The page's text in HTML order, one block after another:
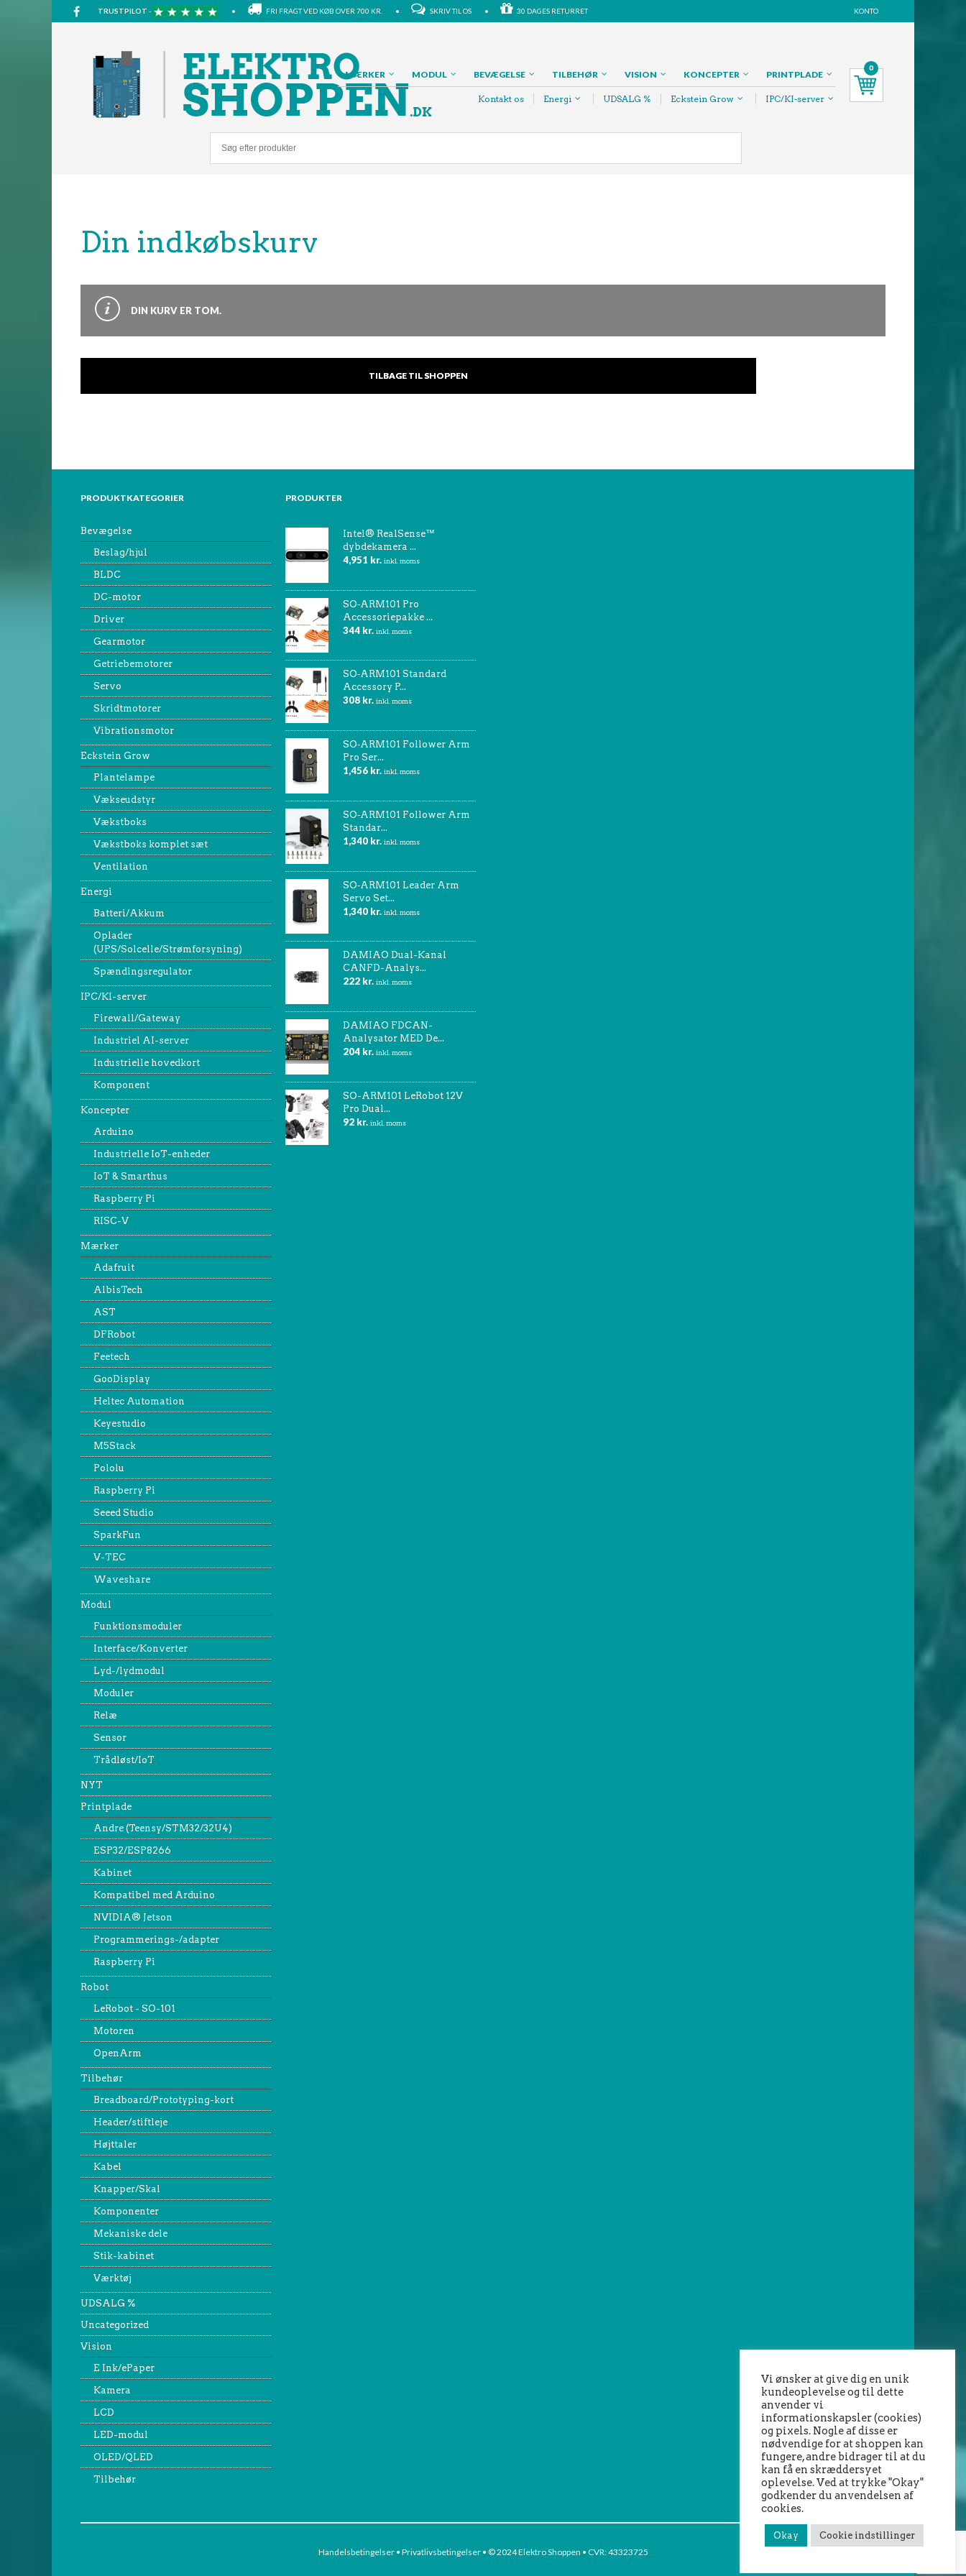
TRUSTPILOT - • FRI FRAGT VED KØB OVER 700 KR. • SKRIV TIL OS • 30 DAGES RETURRET KONTO
MÆRKER MODUL BEVÆGELSE TILBEHØR VISION KONCEPTER PRINTPLADE
Kontakt os Energi UDSALG % Eckstein Grow IPC/KI-server
0
Din indkøbskurv
DIN KURV ER TOM.
TILBAGE TIL SHOPPEN
PRODUKTKATEGORIER
Bevægelse
Beslag/hjul
BLDC
DC-motor
Driver
Gearmotor
Getriebemotorer
Servo
Skridtmotorer
Vibrationsmotor
Eckstein Grow
Plantelampe
Vækseudstyr
Vækstboks
Vækstboks komplet sæt
Ventilation
Energi
Batteri/Akkum
Oplader
(UPS/Solcelle/Strømforsyning)
Spændingsregulator
IPC/KI-server
Firewall/Gateway
Industriel AI-server
Industrielle hovedkort
Komponent
Koncepter
Arduino
Industrielle IoT-enheder
IoT & Smarthus
Raspberry Pi
RISC-V
Mærker
Adafruit
AlbisTech
AST
DFRobot
Feetech
GooDisplay
Heltec Automation
Keyestudio
M5Stack
Pololu
Raspberry Pi
Seeed Studio
SparkFun
V-TEC
Waveshare
Modul
Funktionsmoduler
Interface/Konverter
Lyd-/lydmodul
Moduler
Relæ
Sensor
Trådløst/IoT
NYT
Printplade
Andre (Teensy/STM32/32U4)
ESP32/ESP8266
Kabinet
Kompatibel med Arduino
NVIDIA® Jetson
Programmerings-/adapter
Raspberry Pi
Robot
LeRobot - SO-101
Motoren
OpenArm
Tilbehør
Breadboard/Prototyping-kort
Header/stiftleje
Højttaler
Kabel
Knapper/Skal
Komponenter
Mekaniske dele
Stik-kabinet
Værktøj
UDSALG %
Uncategorized
Vision
E Ink/ePaper
Kamera
LCD
LED-modul
OLED/QLED
Tilbehør
PRODUKTER
Intel® RealSense™
dybdekamera ...
4,951 kr. inkl. moms
SO‑ARM101 Pro
Accessoriepakke ...
344 kr. inkl. moms
SO‑ARM101 Standard
Accessory P...
308 kr. inkl. moms
SO‑ARM101 Follower Arm
Pro Ser...
1,456 kr. inkl. moms
SO‑ARM101 Follower Arm
Standar...
1,340 kr. inkl. moms
SO‑ARM101 Leader Arm
Servo Set...
1,340 kr. inkl. moms
DAMIAO Dual-Kanal
CANFD-Analys...
222 kr. inkl. moms
DAMIAO FDCAN-
Analysator MED De...
204 kr. inkl. moms
SO-ARM101 LeRobot 12V
Pro Dual...
92 kr. inkl. moms
Handelsbetingelser• Privatlivsbetingelser• © 2024 Elektro Shoppen • CVR: 43323725
Vi ønsker at give dig en unik
kundeoplevelse og til dette
anvender vi
informationskapsler (cookies)
og pixels. Nogle af disse er
nødvendige for at shoppen kan
fungere, andre bidrager til at du
kan få en skræddersyet
oplevelse. Ved at trykke "Okay"
godkender du anvendelsen af
cookies.
Okay Cookie indstillinger